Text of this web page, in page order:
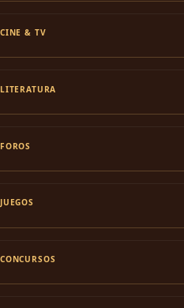
CINE & TV
LITERATURA
FOROS
JUEGOS
CONCURSOS